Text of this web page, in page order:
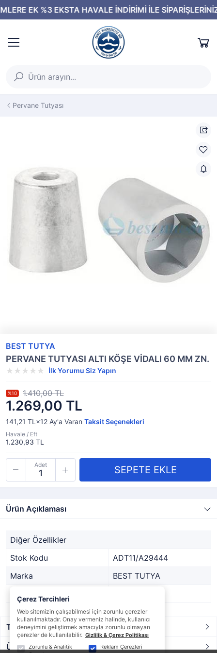
Pervane Tutyası
BEST TUTYA
PERVANE TUTYASI ALTI KÖŞE VİDALI 60 MM ZN.
İlk Yorumu Siz Yapın
1.269,00 TL
%10 1.410,00 TL
141,21 TL×12 Ay'a Varan Taksit Seçenekleri
Havale / Eft
1.230,93 TL
Adet
Ürün Açıklaması
Diğer Özellikler
Stok Kodu
ADT11/A29444
Marka
BEST TUTYA
Stok Durumu
Taksit / Ödeme Seçenekleri
Ürün Yorumları
Çerez Tercihleri
Web sitemizin çalışabilmesi için zorunlu çerezler
kullanılmaktadır. Onay vermeniz halinde, kullanıcı
deneyimini geliştirmek amacıyla zorunlu olmayan
çerezler de kullanılabilir. Gizlilik & Çerez Politikası
Zorunlu & Analitik
Reklam Çerezleri